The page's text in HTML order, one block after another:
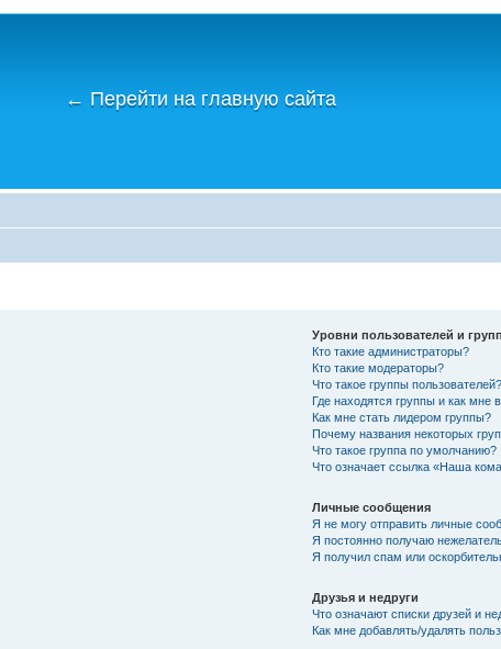
← Перейти на главную сайта
Уровни пользователей и
Кто такие администраторы?
Кто такие модераторы?
Что такое группы пользователей?
Где находятся группы и как мне
Как мне стать лидером группы?
Почему названия некоторых
Что такое группа по умолчанию?
Что означает ссылка «Наша
Личные сообщения
Я не могу отправить личные
Я постоянно получаю
Я получил спам или
Друзья и недруги
Что означают списки друзей и
Как мне добавлять/удалять